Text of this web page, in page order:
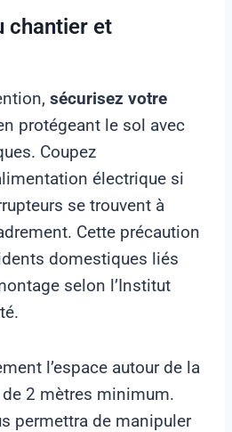
chantier et
sécurisez votre
protégeant le sol avec
Coupez
électrique si
se trouvent à
Cette précaution
domestiques liés
selon l’Institut
l’espace autour de la
2 mètres minimum.
permettra de manipuler